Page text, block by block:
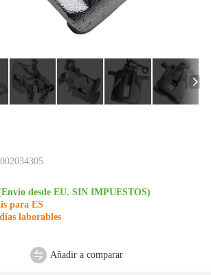
desde EU. SIN IMPUESTOS)
para ES
laborables
Añadir a comparar